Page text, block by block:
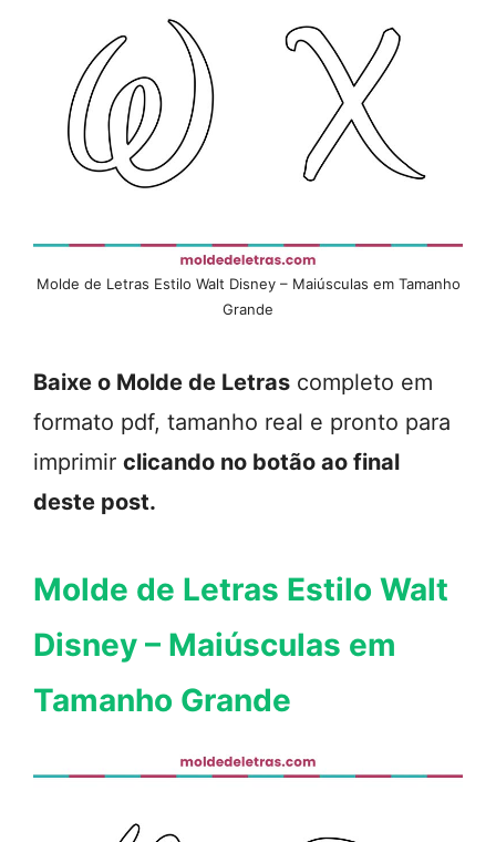
Molde de Letras Estilo Walt Disney – Maiúsculas em Tamanho
Grande
Baixe o Molde de Letras completo em
formato pdf, tamanho real e pronto para
imprimir clicando no botão ao final
deste post.
Molde de Letras Estilo Walt
Disney – Maiúsculas em
Tamanho Grande